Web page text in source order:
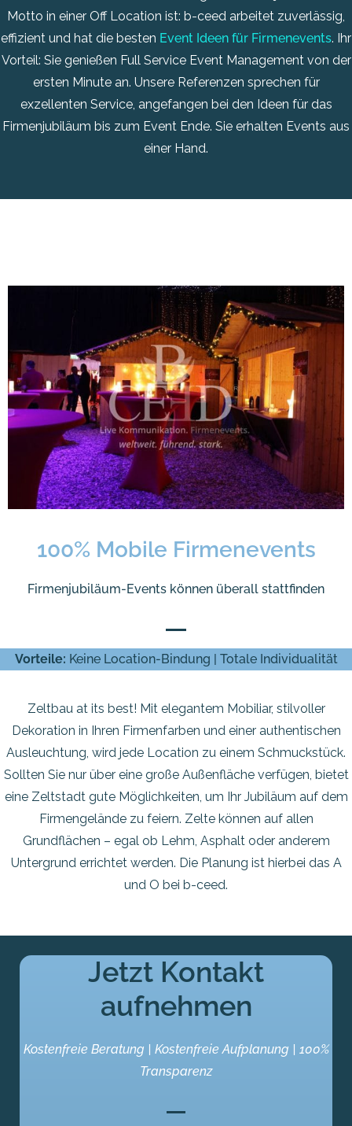
Motto in einer Off Location ist: b-ceed arbeitet zuverlässig,
effizient und hat die besten Event Ideen für Firmenevents. Ihr
Vorteil: Sie genießen Full Service Event Management von der
ersten Minute an. Unsere Referenzen sprechen für
exzellenten Service, angefangen bei den Ideen für das
Firmenjubiläum bis zum Event Ende. Sie erhalten Events aus
einer Hand.
100% Mobile Firmenevents
Firmenjubiläum-Events können überall stattfinden
Vorteile: Keine Location-Bindung | Totale Individualität
Zeltbau at its best! Mit elegantem Mobiliar, stilvoller
Dekoration in Ihren Firmenfarben und einer authentischen
Ausleuchtung, wird jede Location zu einem Schmuckstück.
Sollten Sie nur über eine große Außenfläche verfügen, bietet
eine Zeltstadt gute Möglichkeiten, um Ihr Jubiläum auf dem
Firmengelände zu feiern. Zelte können auf allen
Grundflächen – egal ob Lehm, Asphalt oder anderem
Untergrund errichtet werden. Die Planung ist hierbei das A
und O bei b-ceed.
Jetzt Kontakt
aufnehmen
Kostenfreie Beratung | Kostenfreie Aufplanung | 100%
Transparenz